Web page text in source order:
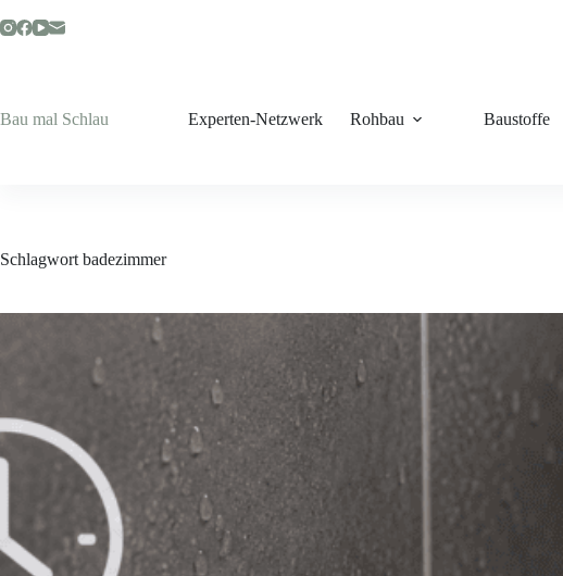
Inhalt
Bau mal Schlau Experten-Netzwerk Rohbau Baustoffe
Schlagwort badezimmer